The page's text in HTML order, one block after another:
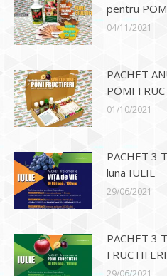
pentru
04/11/2021
PACHET
POMI
01/10/2021
PACHET 3
luna IULIE
29/06/2021
PACHET 3
29/06/2021